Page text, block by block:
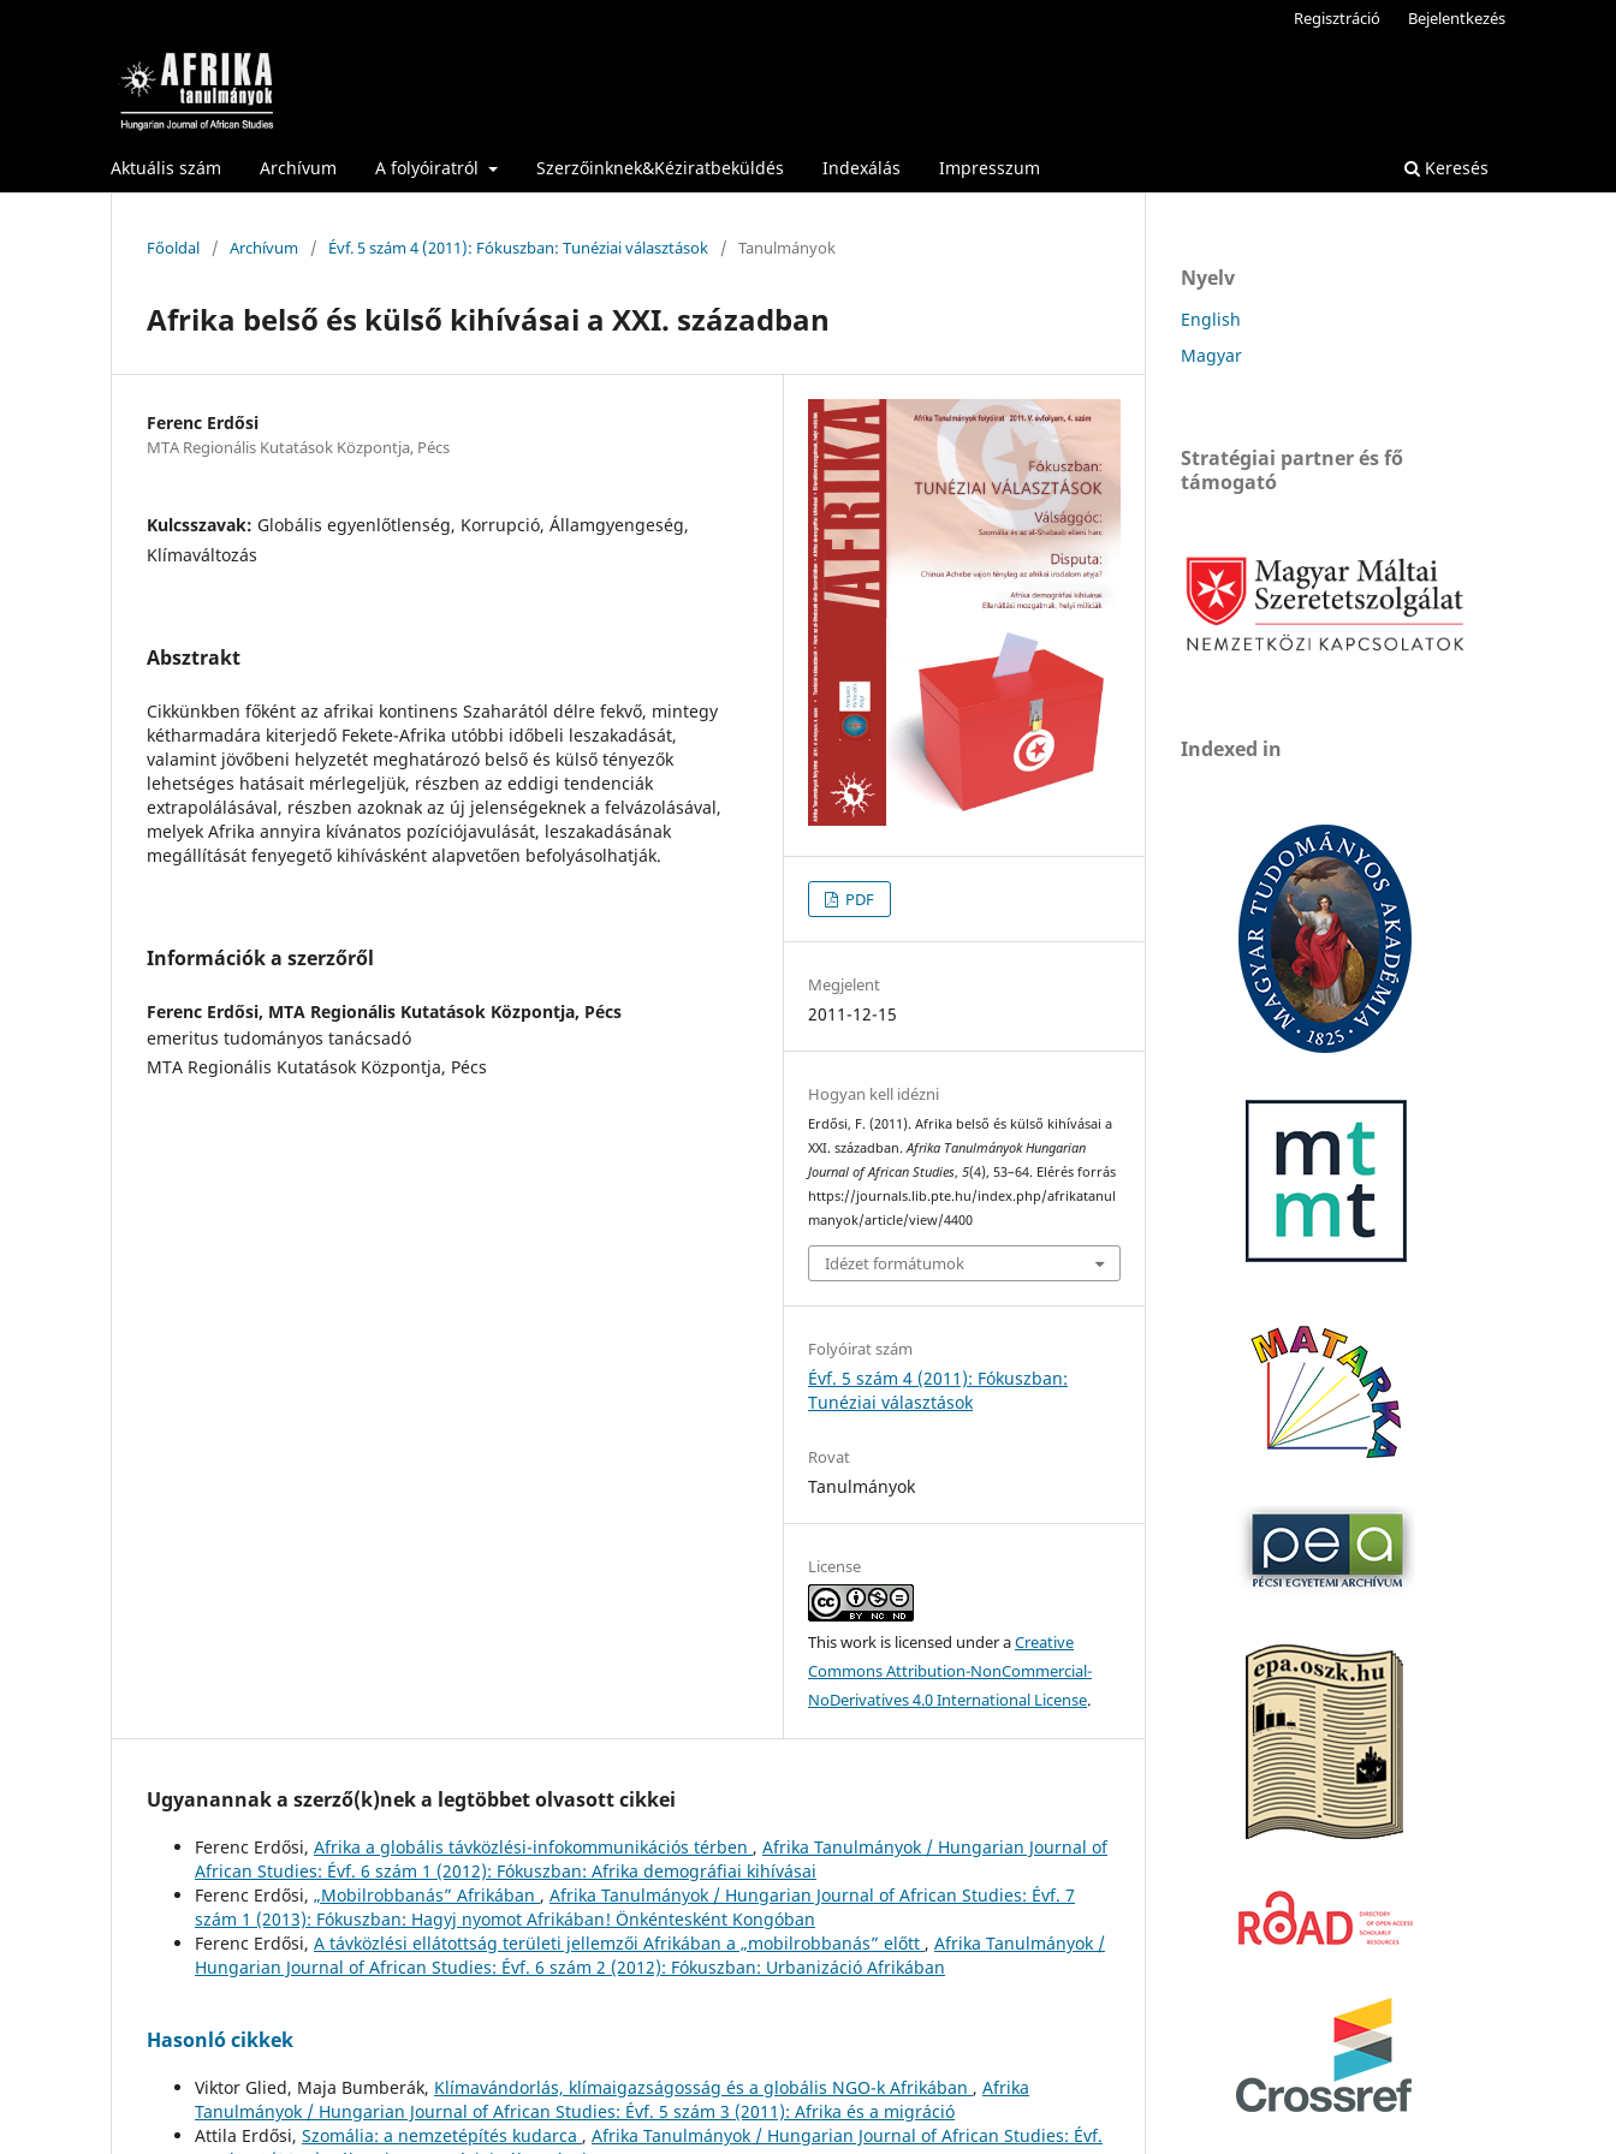
Aktuális szám Archívum A folyóiratról Szerzőinknek&Kéziratbeküldés Indexálás Impresszum Keresés
Regisztráció Bejelentkezés
Főoldal / Archívum / Évf. 5 szám 4 (2011): Fókuszban: Tunéziai választások / Tanulmányok
Afrika belső és külső kihívásai a XXI. században
Ferenc Erdősi
MTA Regionális Kutatások Központja, Pécs
Kulcsszavak: Globális egyenlőtlenség, Korrupció, Államgyengeség,
Klímaváltozás
Absztrakt
Cikkünkben főként az afrikai kontinens Szaharától délre fekvő, mintegy
kétharmadára kiterjedő Fekete-Afrika utóbbi időbeli leszakadását,
valamint jövőbeni helyzetét meghatározó belső és külső tényezők
lehetséges hatásait mérlegeljük, részben az eddigi tendenciák
extrapolálásával, részben azoknak az új jelenségeknek a felvázolásával,
melyek Afrika annyira kívánatos pozíciójavulását, leszakadásának
megállítását fenyegető kihívásként alapvetően befolyásolhatják.
Információk a szerzőről
Ferenc Erdősi, MTA Regionális Kutatások Központja, Pécs
emeritus tudományos tanácsadó
MTA Regionális Kutatások Központja, Pécs
PDF
Megjelent
2011-12-15
Hogyan kell idézni
Erdősi, F. (2011). Afrika belső és külső kihívásai a
XXI. században.Afrika Tanulmányok Hungarian
Journal of African Studies,5(4), 53–64. Elérés forrás
https://journals.lib.pte.hu/index.php/afrikatanul
manyok/article/view/4400
Idézet formátumok
Folyóirat szám
Évf. 5 szám 4 (2011): Fókuszban:
Tunéziai választások
Rovat
Tanulmányok
License
This work is licensed under aCreative
Commons Attribution-NonCommercial-
NoDerivatives 4.0 International License.
Ugyanannak a szerző(k)nek a legtöbbet olvasott cikkei
Ferenc Erdősi, Afrika a globális távközlési-infokommunikációs térben , Afrika Tanulmányok / Hungarian Journal of
African Studies: Évf. 6 szám 1 (2012): Fókuszban: Afrika demográfiai kihívásai
Ferenc Erdősi, „Mobilrobbanás” Afrikában , Afrika Tanulmányok / Hungarian Journal of African Studies: Évf. 7
szám 1 (2013): Fókuszban: Hagyj nyomot Afrikában! Önkéntesként Kongóban
Ferenc Erdősi, A távközlési ellátottság területi jellemzői Afrikában a „mobilrobbanás” előtt , Afrika Tanulmányok /
Hungarian Journal of African Studies: Évf. 6 szám 2 (2012): Fókuszban: Urbanizáció Afrikában
Hasonló cikkek
Viktor Glied, Maja Bumberák, Klímavándorlás, klímaigazságosság és a globális NGO-k Afrikában , Afrika
Tanulmányok / Hungarian Journal of African Studies: Évf. 5 szám 3 (2011): Afrika és a migráció
Attila Erdősi, Szomália: a nemzetépítés kudarca , Afrika Tanulmányok / Hungarian Journal of African Studies: Évf.
Nyelv
English
Magyar
Stratégiai partner és fő
támogató
Indexed in